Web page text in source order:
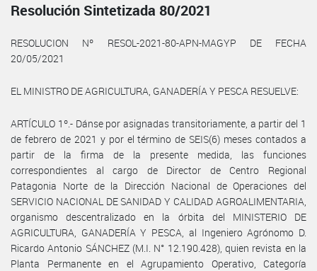
Resolución Sintetizada 80/2021
RESOLUCION Nº RESOL-2021-80-APN-MAGYP DE FECHA
20/05/2021
EL MINISTRO DE AGRICULTURA, GANADERÍA Y PESCA RESUELVE:
ARTÍCULO 1º.- Dánse por asignadas transitoriamente, a partir del 1
de febrero de 2021 y por el término de SEIS(6) meses contados a
partir de la firma de la presente medida, las funciones
correspondientes al cargo de Director de Centro Regional
Patagonia Norte de la Dirección Nacional de Operaciones del
SERVICIO NACIONAL DE SANIDAD Y CALIDAD AGROALIMENTARIA,
organismo descentralizado en la órbita del MINISTERIO DE
AGRICULTURA, GANADERÍA Y PESCA, al Ingeniero Agrónomo D.
Ricardo Antonio SÁNCHEZ (M.I. N° 12.190.428), quien revista en la
Planta Permanente en el Agrupamiento Operativo, Categoría